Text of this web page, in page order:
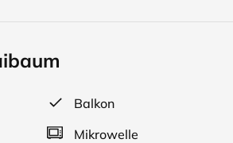
Leistungen erhalten Sie die Reit im
Ermäßigungen im
Partnerbetrieben gratis die
Kössen sowie die
zu erwerben.
Balkon
Mikrowelle